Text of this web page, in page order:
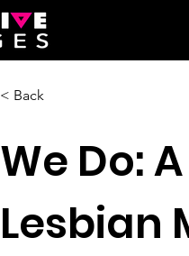
< Back
We Do:
Lesbian